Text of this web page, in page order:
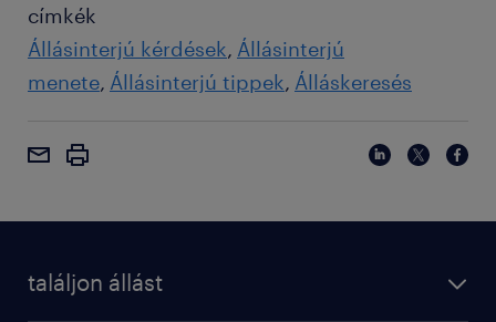
címkék
Állásinterjú kérdések Állásinterjú
menete Állásinterjú tippek Álláskeresés
találjon állást